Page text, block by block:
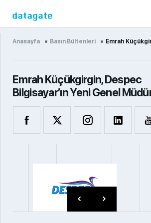
Anasayfa Basın Bültenleri Emrah
Emrah Küçükgirgin, Despec
Bilgisayar’ın Yeni Genel